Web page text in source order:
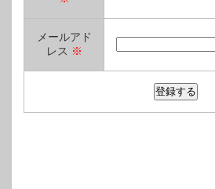
メールアド
レス ※